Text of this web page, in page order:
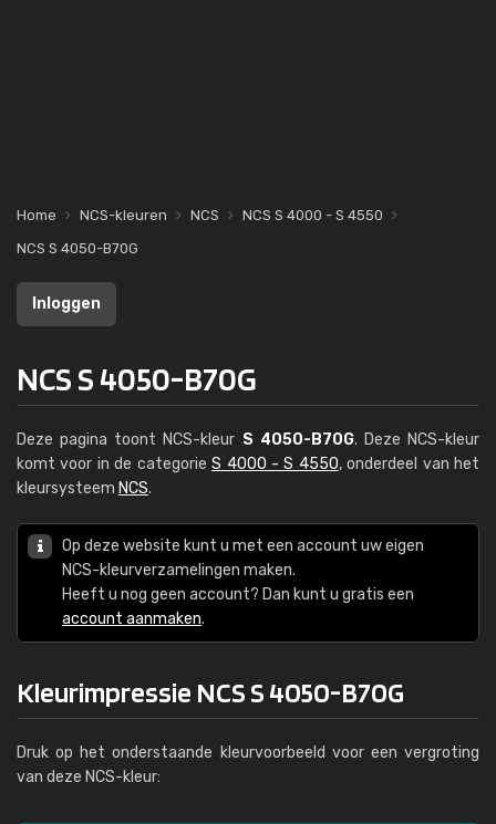
Home NCS-kleuren NCS
NCS S 4000 - S 4550
NCS S 4050-B70G
Inloggen
NCS S 4050-B70G
Deze pagina toont NCS-kleur S 4050-B70G. Deze NCS-kleur
komt voor in de categorieS 4000 - S 4550, onderdeel van het
kleursysteem NCS.
Op deze website kunt u met een account uw eigen
NCS-kleurverzamelingen maken.
Heeft u nog geen account? Dan kunt u gratis een
account aanmaken.
Kleurimpressie NCS S 4050-B70G
Druk op het onderstaande kleurvoorbeeld voor een vergroting
van deze NCS-kleur: